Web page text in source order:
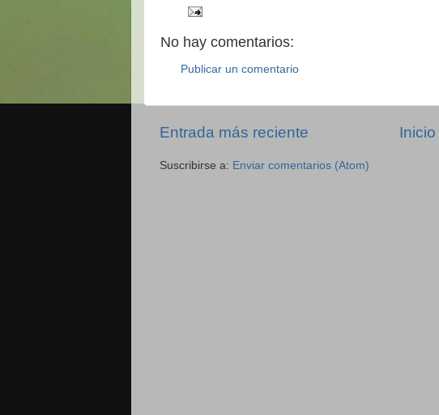
No hay comentarios:
Publicar un comentario
Entrada más reciente Inicio
Suscribirse a: Enviar comentarios (Atom)